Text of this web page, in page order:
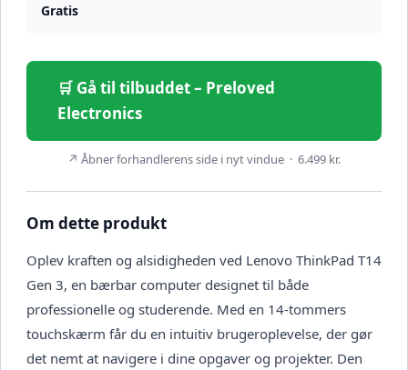
Gratis
🛒 Gå til tilbuddet – Preloved
Electronics
↗ Åbner forhandlerens side i nyt vindue · 6.499 kr.
Om dette produkt
Oplev kraften og alsidigheden ved Lenovo ThinkPad T14
Gen 3, en bærbar computer designet til både
professionelle og studerende. Med en 14-tommers
touchskærm får du en intuitiv brugeroplevelse, der gør
det nemt at navigere i dine opgaver og projekter. Den